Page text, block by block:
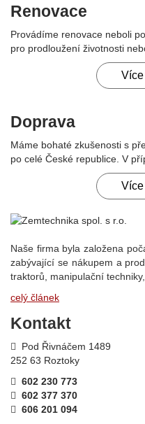
Renovace
Provádíme renovace neboli
pro prodloužení životnosti
Doprava
Máme bohaté zkušenosti s
po celé České republice. V
Naše firma byla založena
zabývající se nákupem a
traktorů, manipulační
celý článek
Kontakt
Pod Řivnáčem 1489
252 63 Roztoky
602 230 773
602 377 370
606 201 094